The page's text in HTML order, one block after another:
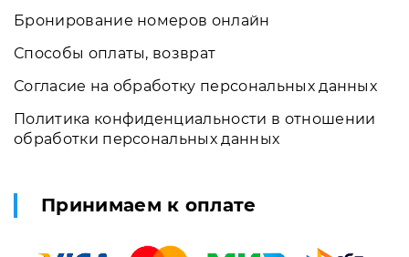
Бронирование номеров онлайн
Способы оплаты, возврат
Согласие на обработку персональных данных
Политика конфиденциальности в отношении
обработки персональных данных
Принимаем к оплате